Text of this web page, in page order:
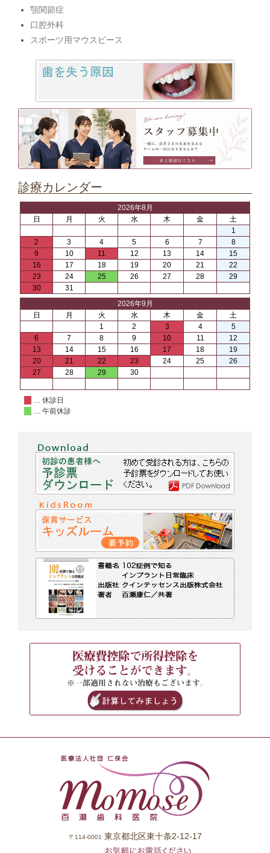
顎関節症
口腔外科
スポーツ用マウスピース
診療カレンダー
2026年8月
日
月 火 水 木 金
土
1
2
3 4 5 6 7
8
9
10 11 12 13 14
15
16
17 18 19 20 21
22
23
24 25 26 27 28
29
30
31
2026年9月
日
月 火 水 木 金
土
1
2 3 4
5
6
7 8 9 10 11
12
13
14 15 16 17 18
19
20
21 22 23 24 25
26
27
28 29 30
… 休診日
… 午前休診
〒114-0001 東京都北区東十条2-12-17